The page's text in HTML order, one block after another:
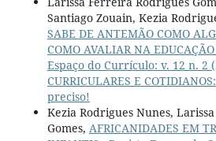
Santiago Zouain, Kezia
SABE DE ANTEMÃO COMO
COMO AVALIAR NA
Espaço do Currículo: v. 12 n. 2
CURRICULARES E
preciso!
Kezia Rodrigues Nunes,
Gomes, AFRICANIDADES EM